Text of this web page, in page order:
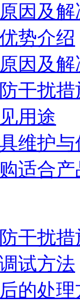
因及
势介绍
因及
干扰措
用途
维护
适合
干扰措
试方法
的处理